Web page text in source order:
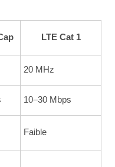
LTE Cat 1
20 MHz
10–30 Mbps
Faible